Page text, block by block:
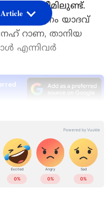
ടീമിലുണ്ട്.
ഘോഷ്, പൂനം യാദവ്
റാണ, താനിയ
എന്നിവര്‍
ലോക ഇലവനും